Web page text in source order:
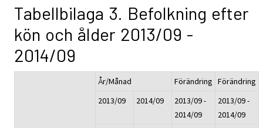
Tabellbilaga 3. Befolkning efter
kön och ålder 2013/09 -
2014/09
År/Månad Förändring Förändring
2013/09
2014/09
2013/09 -
2014/09
2013/09 -
2014/09